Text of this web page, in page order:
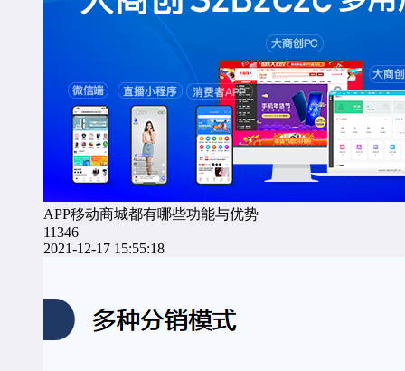
APP移动商城都有哪些功能与优势
11346
2021-12-17 15:55:18